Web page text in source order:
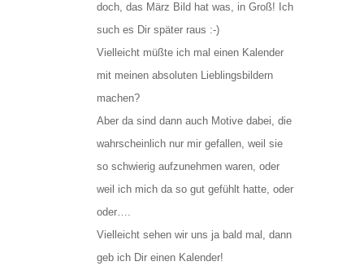
doch, das März Bild hat was, in Groß! Ich
such es Dir später raus :-)
Vielleicht müßte ich mal einen Kalender
mit meinen absoluten Lieblingsbildern
machen?
Aber da sind dann auch Motive dabei, die
wahrscheinlich nur mir gefallen, weil sie
so schwierig aufzunehmen waren, oder
weil ich mich da so gut gefühlt hatte, oder
oder….
Vielleicht sehen wir uns ja bald mal, dann
geb ich Dir einen Kalender!